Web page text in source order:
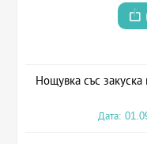
Нощувка със
Дата: